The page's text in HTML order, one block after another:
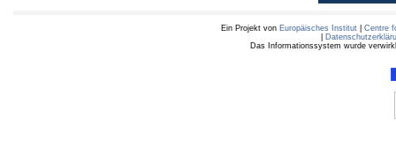
Ein Projekt von Europäisches Institut
Centre
Das Informationssystem wurde